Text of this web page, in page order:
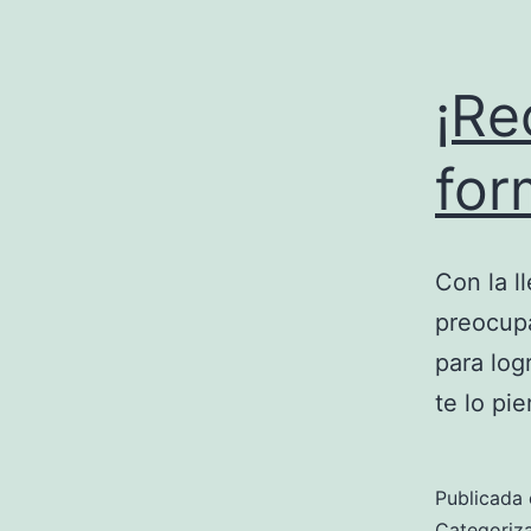
Con la
para
te lo
Publicada